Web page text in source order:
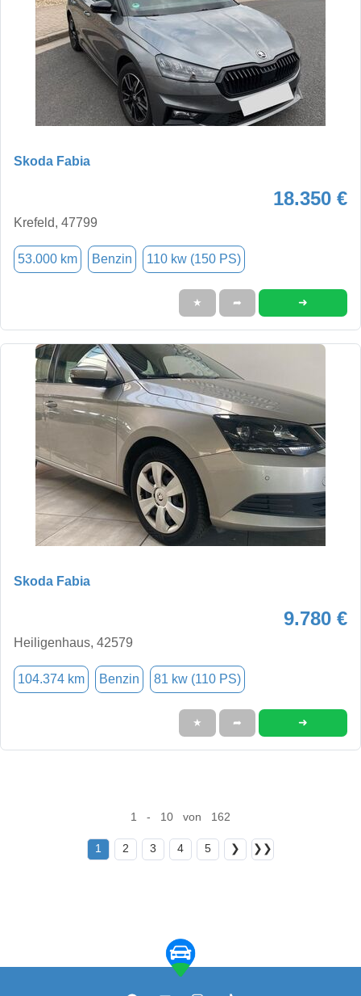
Skoda Fabia
18.350 €
Krefeld, 47799
53.000 km Benzin 110 kw (150 PS)
★ ➦ ➜
Skoda Fabia
9.780 €
Heiligenhaus, 42579
104.374 km Benzin 81 kw (110 PS)
★ ➦ ➜
1 - 10 von 162
1 2 3 4 5 ❯ ❯❯